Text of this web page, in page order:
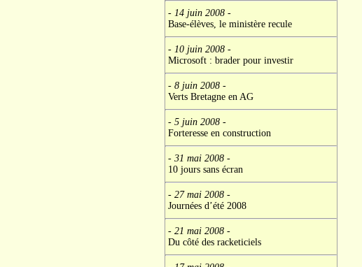
- 14 juin 2008-
Base-élèves, le ministère recule
- 10 juin 2008-
Microsoft : brader pour investir
- 8 juin 2008-
Verts Bretagne en AG
- 5 juin 2008-
Forteresse en construction
- 31 mai 2008-
10 jours sans écran
- 27 mai 2008-
Journées d’été 2008
- 21 mai 2008-
Du côté des racketiciels